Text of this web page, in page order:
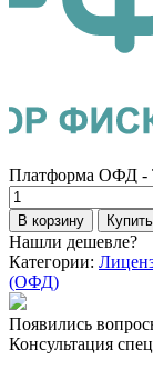
Платформа ОФД -
Количество
товара
Платформа
ОФД
-
Тариф
"ОФД
+
Маркировка
В корзину
Нашли дешевле?
Категории:
(ОФД)
Появились
Консультация